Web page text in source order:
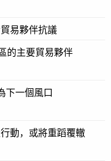
易夥伴抗議
的主要貿易夥伴
下一個風口
動，或將重蹈覆轍